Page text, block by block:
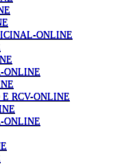
ONLINE
ONLINE
E RCV-ONLINE
ONLINE